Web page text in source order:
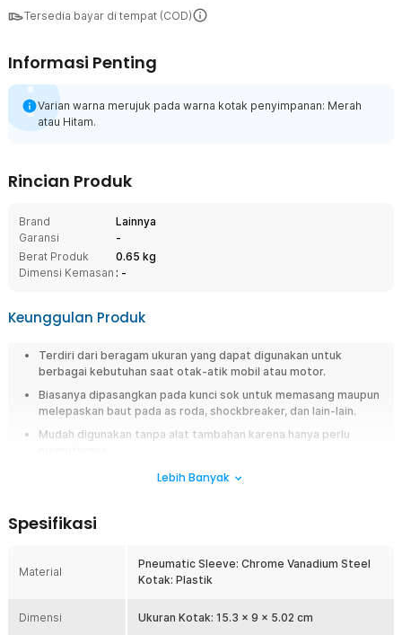
Tersedia bayar di tempat (COD)
Informasi Penting
Varian warna merujuk pada warna kotak penyimpanan: Merah
atau Hitam.
Rincian Produk
Brand
Lainnya
Garansi
-
Berat Produk
0.65 kg
Dimensi Kemasan : -
Keunggulan Produk
Terdiri dari beragam ukuran yang dapat digunakan untuk
berbagai kebutuhan saat otak-atik mobil atau motor.
Biasanya dipasangkan pada kunci sok untuk memasang maupun
melepaskan baut pada as roda, shockbreaker, dan lain-lain.
Mudah digunakan tanpa alat tambahan karena hanya perlu
Terbuat dari material chrome vanadium steel berkualitas
Menawarkan kotak penyimpanan plastik dengan ukuran 15.3 x 9
x 5.02 cm yang memudahkan penggunaan.
Overview
berukuran salah? Hal seperti ini tentu akan menghabiskan banyak waktu,
Lebih Banyak
Spesifikasi
Material
Pneumatic Sleeve: Chrome Vanadium Steel
Kotak: Plastik
Dimensi Ukuran Kotak: 15.3 x 9 x 5.02 cm